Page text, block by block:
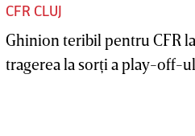
CFR CLUJ
Ghinion teribil pentru CFR la
tragerea la sorţi a play-off-